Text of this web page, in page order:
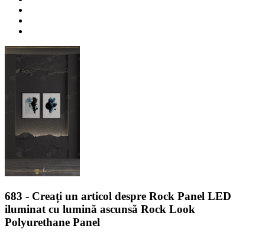
683 - Creați un articol despre Rock Panel LED
iluminat cu lumină ascunsă Rock Look
Polyurethane Panel